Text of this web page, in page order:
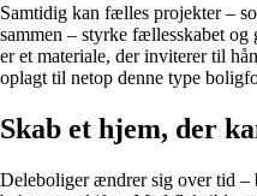
Samtidig kan fælles projekter –
sammen – styrke fællesskabet
er et materiale, der inviterer til
oplagt til netop denne type
Skab et hjem, der
Deleboliger ændrer sig over tid –